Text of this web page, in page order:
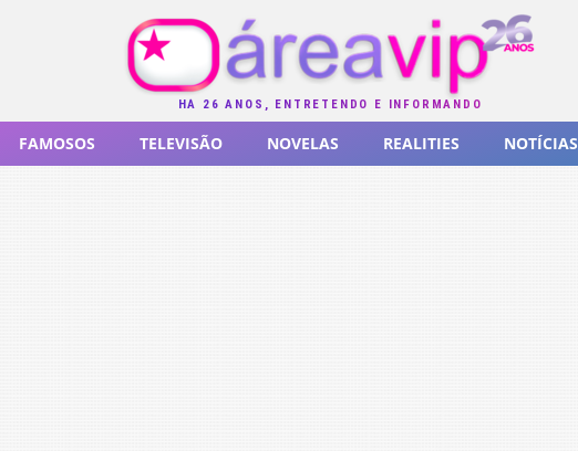
HÁ 26 ANOS, ENTRETENDO E INFORMANDO
FAMOSOS TELEVISÃO NOVELAS REALITIES NOTÍCIAS